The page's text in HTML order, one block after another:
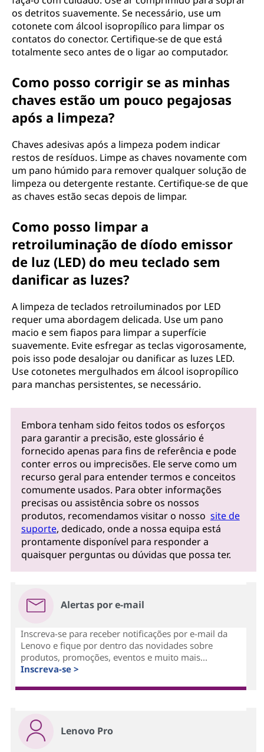
os detritos suavemente. Se necessário, use um
cotonete com álcool isopropílico para limpar os
contatos do conector. Certifique-se de que está
totalmente seco antes de o ligar ao computador.
Como posso corrigir se as minhas
chaves estão um pouco pegajosas
após a limpeza?
Chaves adesivas após a limpeza podem indicar
restos de resíduos. Limpe as chaves novamente com
um pano húmido para remover qualquer solução de
limpeza ou detergente restante. Certifique-se de que
as chaves estão secas depois de limpar.
Como posso limpar a
retroiluminação de díodo emissor
de luz (LED) do meu teclado sem
danificar as luzes?
A limpeza de teclados retroiluminados por LED
requer uma abordagem delicada. Use um pano
macio e sem fiapos para limpar a superfície
suavemente. Evite esfregar as teclas vigorosamente,
pois isso pode desalojar ou danificar as luzes LED.
Use cotonetes mergulhados em álcool isopropílico
para manchas persistentes, se necessário.
Embora tenham sido feitos todos os esforços
para garantir a precisão, este glossário é
fornecido apenas para fins de referência e pode
conter erros ou imprecisões. Ele serve como um
recurso geral para entender termos e conceitos
comumente usados. Para obter informações
precisas ou assistência sobre os nossos
produtos, recomendamos visitar o nosso site de
suporte, dedicado, onde a nossa equipa está
prontamente disponível para responder a
quaisquer perguntas ou dúvidas que possa ter.
Alertas por e-mail
Inscreva-se para receber notificações por e-mail da
Lenovo e fique por dentro das novidades sobre
produtos, promoções, eventos e muito mais...
Inscreva-se >
Lenovo Pro